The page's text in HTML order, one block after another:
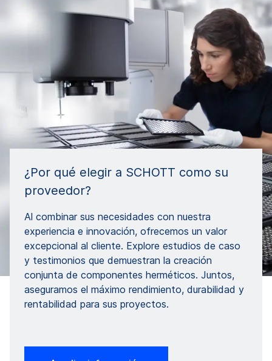
¿Por qué elegir a SCHOTT como su
proveedor?
Al combinar sus necesidades con nuestra
experiencia e innovación, ofrecemos un valor
excepcional al cliente. Explore estudios de caso
y testimonios que demuestran la creación
conjunta de componentes herméticos. Juntos,
aseguramos el máximo rendimiento, durabilidad y
rentabilidad para sus proyectos.